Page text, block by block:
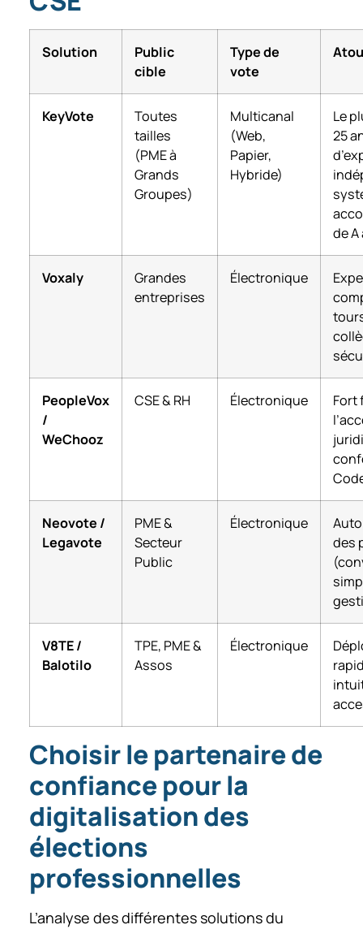
Solution
Public
cible
Type de
vote
KeyVote
Toutes
tailles
(PME à
Grands
Groupes)
Multicanal
(Web,
Papier,
Hybride)
Le
25
de A
Voxaly
Grandes
entreprises
Électronique
PeopleVox
/
WeChooz
CSE & RH Électronique
Fort
Neovote /
Legavote
PME &
Secteur
Public
Électronique
des
V8TE /
Balotilo
TPE, PME &
Assos
Électronique
Choisir le partenaire de
confiance pour la
digitalisation des
élections
professionnelles
L’analyse des différentes solutions du